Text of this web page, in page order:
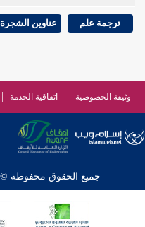
ترجمة علم عناوين الشجرة
وثيقة الخصوصية اتفاقية الخدمة
جميع الحقوق محفوظة © 2026 - 1998 لشبكة إسلام ويب